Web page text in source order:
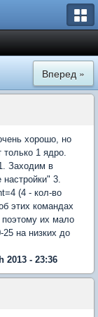
Вперед »
хорошо, но
только 1 ядро.
Заходим в
3.
(4 - кол-во
этих командах
их мало
на низких до
2013 - 23:36